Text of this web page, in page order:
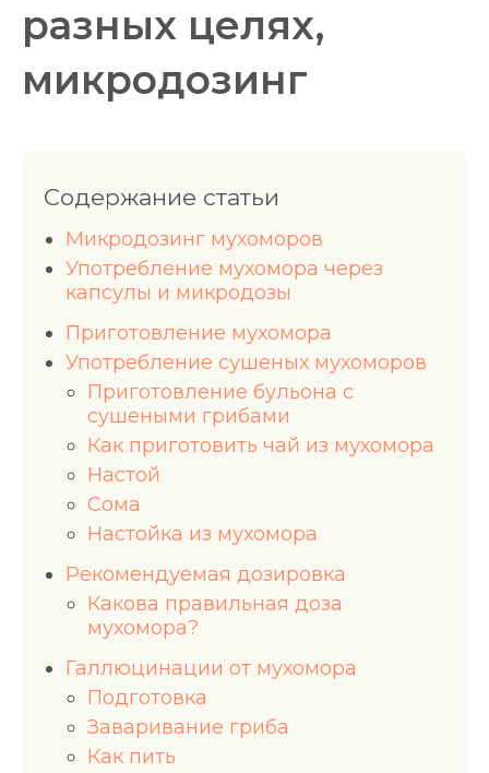
разных целях,
микродозинг
Содержание статьи
Микродозинг мухоморов
Употребление мухомора через
капсулы и микродозы
Приготовление мухомора
Употребление сушеных мухоморов
Приготовление бульона с
сушеными грибами
Как приготовить чай из мухомора
Настой
Сома
Настойка из мухомора
Рекомендуемая дозировка
Какова правильная доза
мухомора?
Галлюцинации от мухомора
Подготовка
Заваривание гриба
Как пить